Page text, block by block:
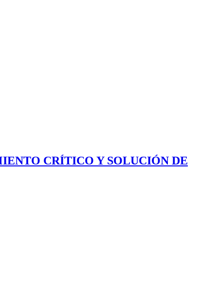
CRÍTICO Y SOLUCIÓN DE